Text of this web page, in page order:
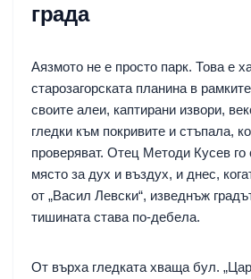
града
Аязмото не е просто парк. Това е
старозагорската планина в
своите алеи, каптирани извори,
гледки към покривите и стъпала,
проверяват. Отец Методи Кусев го
място за дух и въздух, и днес,
от „Васил Левски“, изведнъж
тишината става по-дебела.
От върха гледката хваща бул.